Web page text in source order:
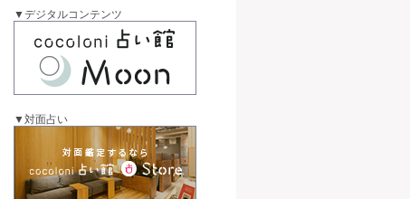
▼デジタルコンテンツ
▼対面占い